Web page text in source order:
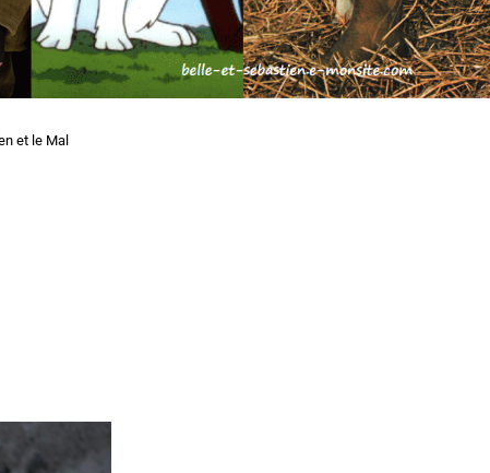
et le Mal